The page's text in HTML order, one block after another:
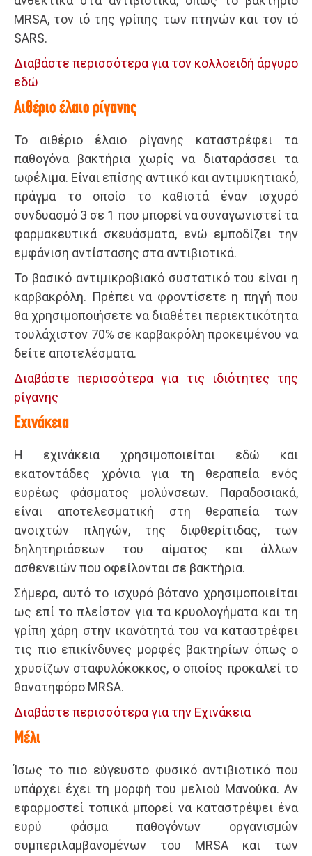
MRSA, τον ιό της γρίπης των πτηνών και τον ιό
SARS.
Διαβάστε περισσότερα για τον κολλοειδή άργυρο
εδώ
Αιθέριο έλαιο ρίγανης
Το αιθέριο έλαιο ρίγανης καταστρέφει τα
παθογόνα βακτήρια χωρίς να διαταράσσει τα
ωφέλιµα. Είναι επίσης αντιικό και αντιμυκητιακό,
πράγμα το οποίο το καθιστά έναν ισχυρό
συνδυασμό 3 σε 1 που μπορεί να συναγωνιστεί τα
φαρμακευτικά σκευάσματα, ενώ εμποδίζει την
εμφάνιση αντίστασης στα αντιβιοτικά.
Το βασικό αντιμικροβιακό συστατικό του είναι η
καρβακρόλη. Πρέπει να φροντίσετε η πηγή που
θα χρησιμοποιήσετε να διαθέτει περιεκτικότητα
τουλάχιστον 70% σε καρβακρόλη προκειμένου να
δείτε αποτελέσματα.
Διαβάστε περισσότερα για τις ιδιότητες της
ρίγανης
Εχινάκεια
Η εχινάκεια χρησιμοποιείται εδώ και
εκατοντάδες χρόνια για τη θεραπεία ενός
ευρέως φάσματος μολύνσεων. Παραδοσιακά,
είναι αποτελεσματική στη θεραπεία των
ανοιχτών πληγών, της διφθερίτιδας, των
δηλητηριάσεων του αίματος και άλλων
ασθενειών που οφείλονται σε βακτήρια.
Σήμερα, αυτό το ισχυρό βότανο χρησιμοποιείται
ως επί το πλείστον για τα κρυολογήματα και τη
γρίπη χάρη στην ικανότητά του να καταστρέφει
τις πιο επικίνδυνες μορφές βακτηρίων όπως ο
χρυσίζων σταφυλόκοκκος, ο οποίος προκαλεί το
θανατηφόρο MRSA.
Διαβάστε περισσότερα για την Εχινάκεια
Μέλι
Ίσως το πιο εύγευστο φυσικό αντιβιοτικό που
υπάρχει έχει τη μορφή του μελιού Μανούκα. Αν
εφαρμοστεί τοπικά μπορεί να καταστρέψει ένα
ευρύ φάσμα παθογόνων οργανισμών
συμπεριλαμβανομένων του MRSA και των